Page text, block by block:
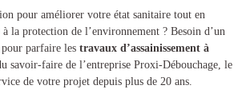
pour améliorer votre état sanitaire tout en
la protection de l’environnement ? Besoin d’un
parfaire les travaux d’assainissement à
savoir-faire de l’entreprise Proxi-Débouchage, le
de votre projet depuis plus de 20 ans.